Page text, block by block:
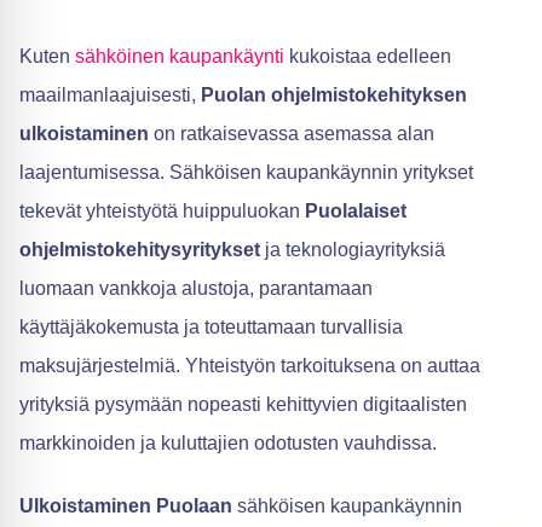
Kuten sähköinen kaupankäynti kukoistaa edelleen
maailmanlaajuisesti, Puolan ohjelmistokehityksen
ulkoistaminen on ratkaisevassa asemassa alan
laajentumisessa. Sähköisen kaupankäynnin yritykset
tekevät yhteistyötä huippuluokan Puolalaiset
ohjelmistokehitysyritykset ja teknologiayrityksiä
luomaan vankkoja alustoja, parantamaan
käyttäjäkokemusta ja toteuttamaan turvallisia
maksujärjestelmiä. Yhteistyön tarkoituksena on auttaa
yrityksiä pysymään nopeasti kehittyvien digitaalisten
markkinoiden ja kuluttajien odotusten vauhdissa.
Ulkoistaminen Puolaan sähköisen kaupankäynnin